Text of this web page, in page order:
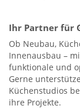
Ihr Partner für
Ob Neubau,
Innenausbau –
funktionale und
Gerne
Küchenstudios
ihre Projekte.